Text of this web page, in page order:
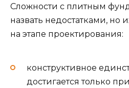
Сложности с плитным
назвать недостатками, но
на этапе проектирования:
конструктивное
достигается только